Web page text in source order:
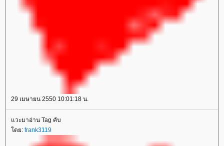
29 เมษายน 2550 10:01:18 น.
วะมาอ่าน Tag คับ
ดย: frank3119